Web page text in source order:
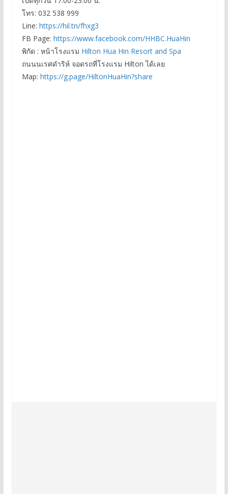
โทร: 032 538 999
Line: https://hil.tn/fhxg3
FB Page: https://www.facebook.com/HHBC.HuaHin
พิกัด : หน้าโรงแรม Hilton Hua Hin Resort and Spa
ถนนนเรศดำริห์ จอดรถที่โรงแรม Hilton ได้เลย
Map: https://g.page/HiltonHuaHin?share